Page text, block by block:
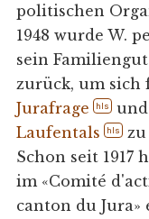
politischen
1948 wurde W.
sein
zurück, um sich
Jurafrage
hls und
Laufentals
hls zu
Schon seit 1917
im «Comité
canton du Jura»